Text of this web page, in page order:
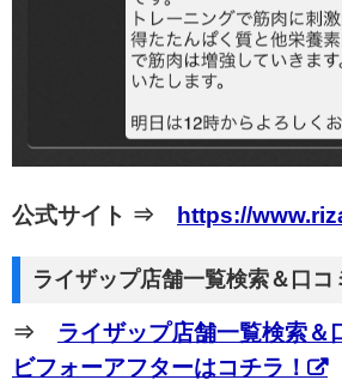
公式サイト ⇒ https://
ライザップ店舗一覧検索＆口コ
⇒ ライザップ店舗一覧検索＆
ビフォーアフターはコチラ！